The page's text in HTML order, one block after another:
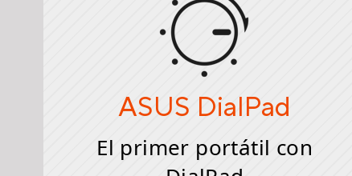
ASUS DialPad
El primer portátil con